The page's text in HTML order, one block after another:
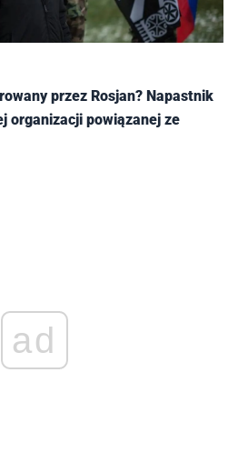
przez Rosjan? Napastnik
organizacji powiązanej ze
ad